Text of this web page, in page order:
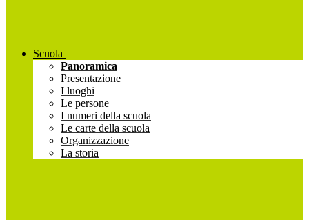
Scuola
Panoramica
Presentazione
I luoghi
Le persone
I numeri della scuola
Le carte della scuola
Organizzazione
La storia